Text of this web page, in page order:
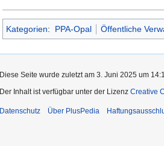
Kategorien: PPA-Opal Öffentliche
Diese Seite wurde zuletzt am 3. Juni 2025 um
Der Inhalt ist verfügbar unter der Lizenz Creative
Datenschutz Über PlusPedia